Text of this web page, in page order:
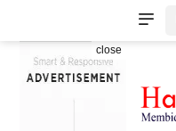
close